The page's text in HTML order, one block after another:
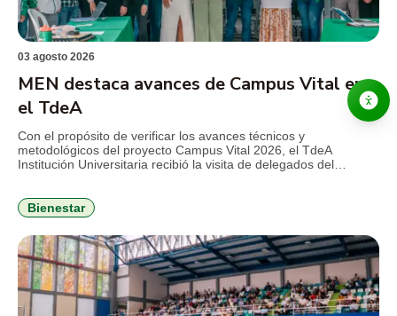
03 agosto 2026
MEN destaca avances de Campus Vital en
el TdeA
Con el propósito de verificar los avances técnicos y
metodológicos del proyecto Campus Vital 2026, el TdeA
Institución Universitaria recibió la visita de delegados del
estudiantil y consolidar estrategias de bienestar con enfoque
integral. Durante la jornada, el […]
Bienestar